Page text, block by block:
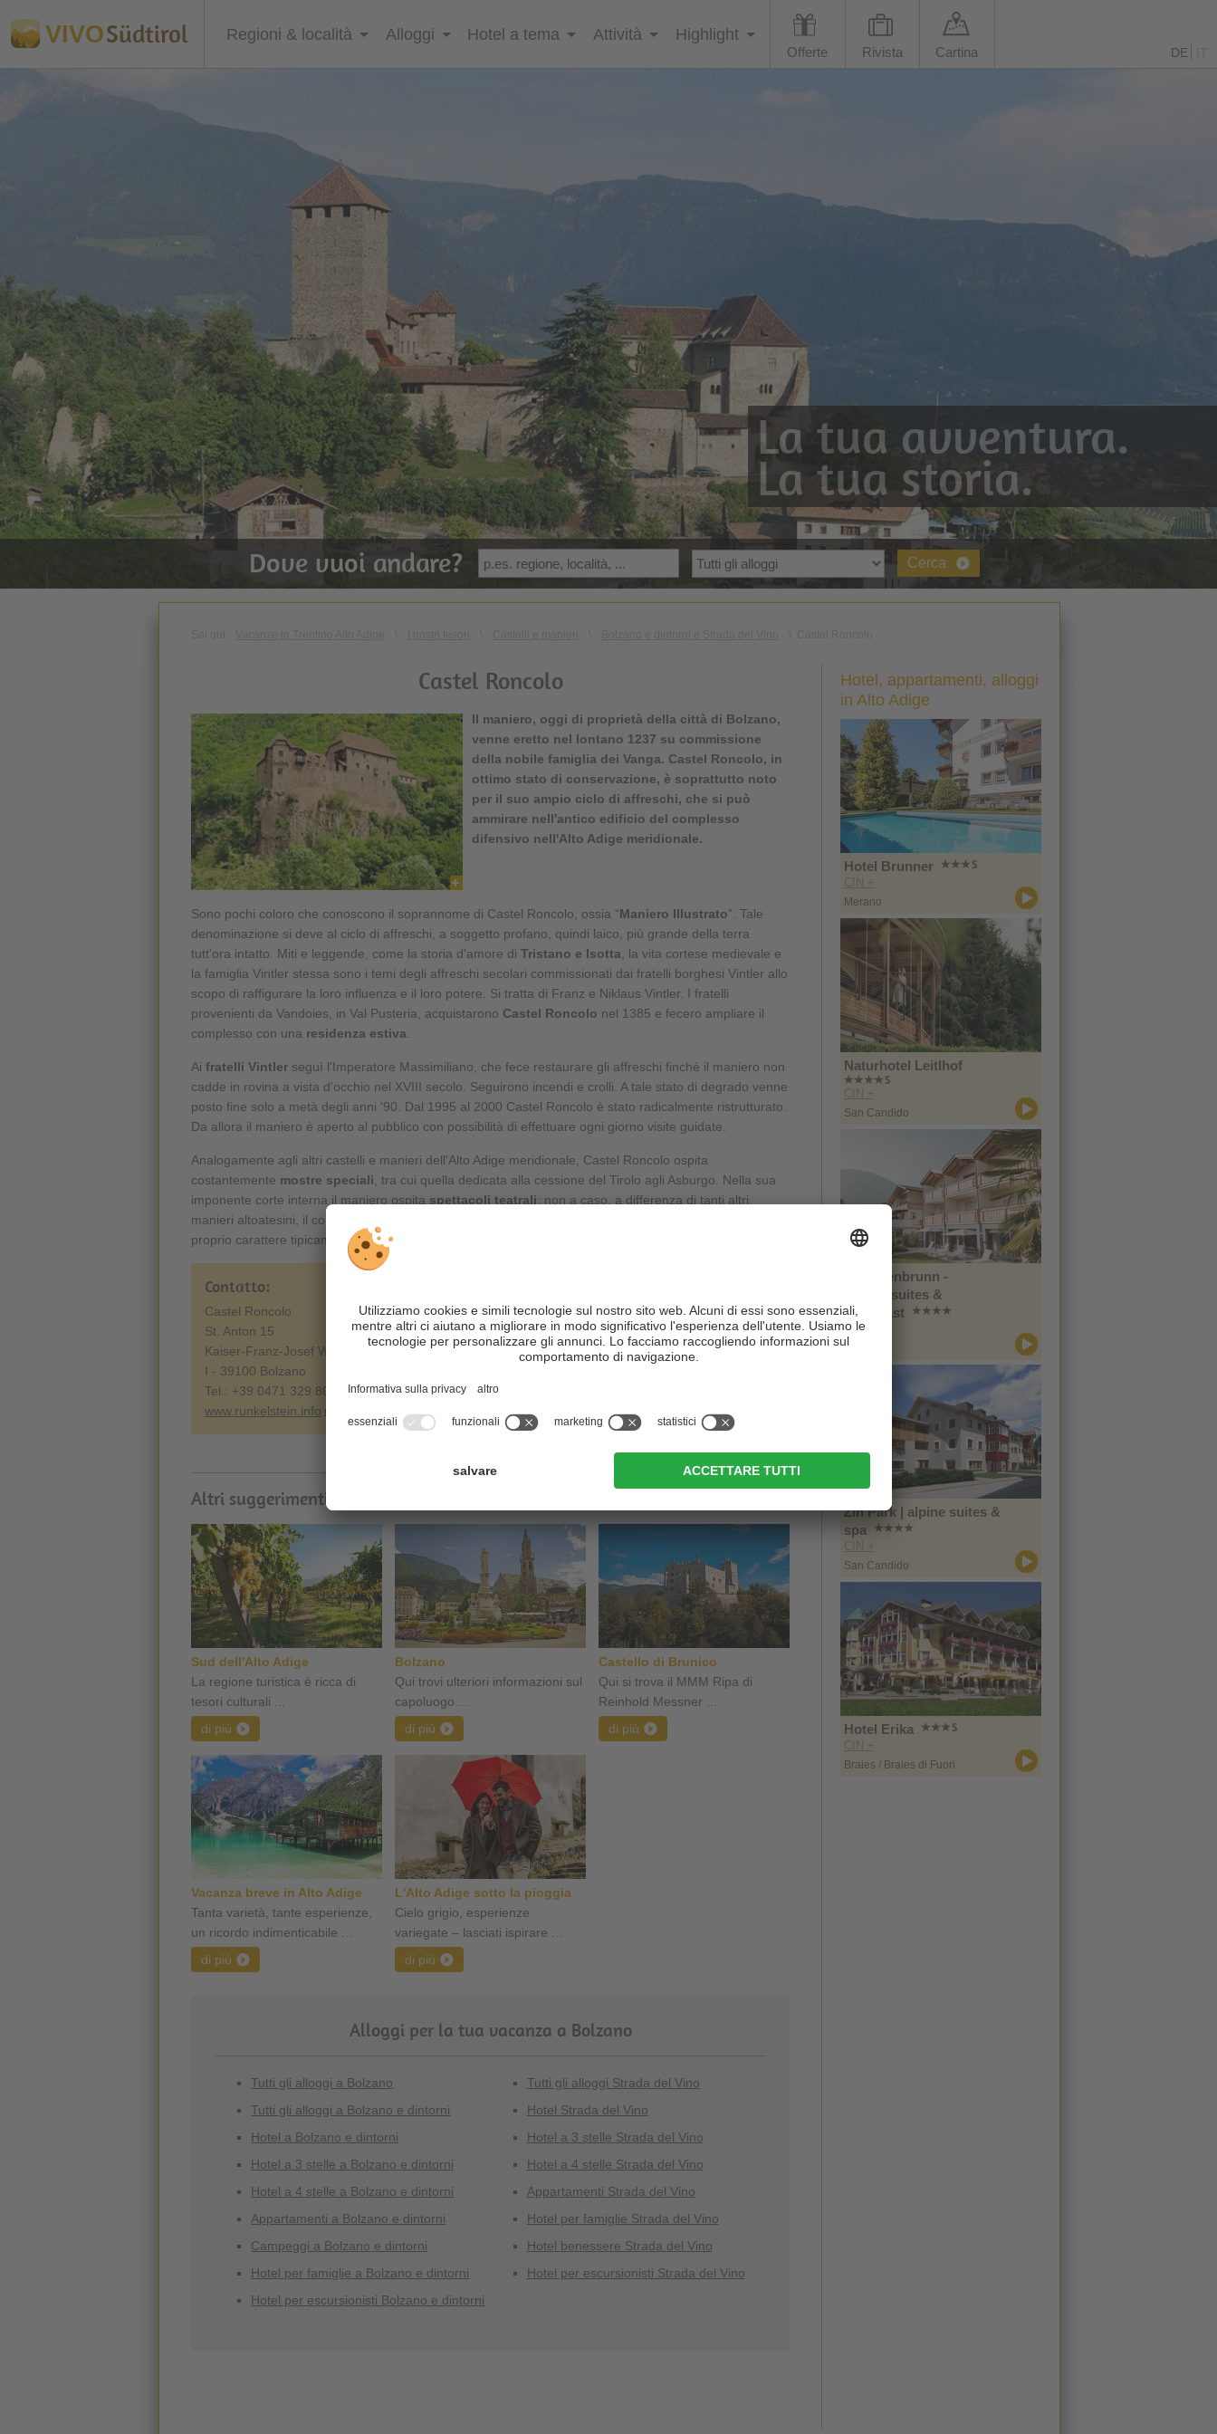
VIVOSüdtirol Regioni & località Alloggi Hotel a tema Attività Highlight
Offerte Rivista Cartina DE
La tua avventura.
La tua storia.
Dove vuoi andare? Cerca
Castel Roncolo
Il maniero, oggi di proprietà della città di Bolzano,
venne eretto nel lontano 1237 su commissione
della nobile famiglia dei Vanga. Castel Roncolo, in
ottimo stato di conservazione, è soprattutto noto
per il suo ampio ciclo di affreschi, che si può
ammirare nell'antico edificio del complesso
difensivo nell'Alto Adige meridionale.
Sono pochi coloro che conoscono il soprannome di Castel Roncolo, ossia “Maniero Illustrato”. Tale
denominazione si deve al ciclo di affreschi, a soggetto profano, quindi laico, più grande della terra
tutt'ora intatto. Miti e leggende, come la storia d'amore di Tristano e Isotta , la vita cortese medievale e
la famiglia Vintler stessa sono i temi degli affreschi secolari commissionati dai fratelli borghesi Vintler allo
scopo di raffigurare la loro influenza e il loro potere. Si tratta di Franz e Niklaus Vintler. I fratelli
provenienti da Vandoies, in Val Pusteria, acquistarono Castel Roncolo nel 1385 e fecero ampliare il
complesso con una residenza estiva
Ai fratelli Vintler seguì l'Imperatore Massimiliano, che fece restaurare gli affreschi finché il maniero non
cadde in rovina a vista d'occhio nel XVIII secolo. Seguirono incendi e crolli. A tale stato di degrado venne
posto fine solo a metà degli anni '90. Dal 1995 al 2000 Castel Roncolo è stato radicalmente ristrutturato.
Da allora il maniero è aperto al pubblico con possibilità di effettuare ogni giorno visite guidate.
Analogamente agli altri castelli e manieri dell'Alto Adige meridionale, Castel Roncolo ospita
costantemente mostre speciali , tra cui quella dedicata alla cessione del Tirolo agli Asburgo. Nella sua
imponente corte interna il maniero ospita spettacoli teatrali; non a caso, a differenza di tanti altri
manieri altoatesini, il complesso difensivo all'
proprio carattere tipicamente medievale.
15.03 - 02.11.2026
martedì - domenica: ore 10.00 - 18.00
Pausa invernale: 07.01. - 31.01.2026
Contatto:
Castel Roncolo
St. Anton 15
Kaiser-Franz-Josef Weg
I - 39100 Bolzano
Tel.: +39 0471 329 808
www.runkelstein.info
Altri suggerimenti che possono interessarti:
Sud dell'Alto Adige
La regione turistica è ricca di
tesori culturali ...
di più
Bolzano
Qui trovi ulteriori informazioni sul
capoluogo ...
di più
Castello di Brunico
Qui si trova il MMM Ripa di
Reinhold Messner ...
di più
Vacanza breve in Alto Adige
Tanta varietà, tante esperienze,
un ricordo indimenticabile ...
di più
L'Alto Adige sotto la pioggia
Cielo grigio, esperienze
variegate – lasciati ispirare ...
di più
Alloggi per la tua vacanza a Bolzano
Tutti gli alloggi a Bolzano
Tutti gli alloggi a Bolzano e dintorni
Hotel a Bolzano e dintorni
Hotel a 3 stelle a Bolzano e dintorni
Hotel a 4 stelle a Bolzano e dintorni
Appartamenti a Bolzano e dintorni
Campeggi a Bolzano e dintorni
Hotel per famiglie a Bolzano e dintorni
Hotel per escursionisti Bolzano e dintorni
Tutti gli alloggi Strada del Vino
Hotel Strada del Vino
Hotel a 3 stelle Strada del Vino
Hotel a 4 stelle Strada del Vino
Appartamenti Strada del Vino
Hotel per famiglie Strada del Vino
Hotel benessere Strada del Vino
Hotel per escursionisti Strada del Vino
Hotel, appartamenti, alloggi
in Alto Adige
Hotel Brunner
CIN +
Merano
Naturhotel Leitlhof
CIN +
San Candido
Im Tiefenbrunn -
Gardensuites &
Breakfast
CIN +
Lana
Zin Park | alpine suites &
spa
CIN +
San Candido
Hotel Erika
CIN +
Braies / Braies di Fuori